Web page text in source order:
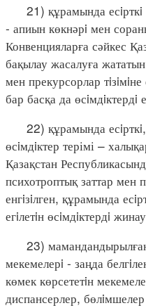
21) құрамында есiрткi
- апиын көкнәрi мен
Конвенцияларға сәйкес
бақылау жасалуға
мен прекурсорлар тiзiмiне
бар басқа да өсiмдiктердi
22) құрамында есiрткi,
өсiмдiктер терімі –
Қазақстан
психотроптық заттар мен
енгiзiлген, құрамында
егiлетiн өсiмдiктердi
23)
мекемелерi - заңда
көмек көрсететiн
диспансерлер,